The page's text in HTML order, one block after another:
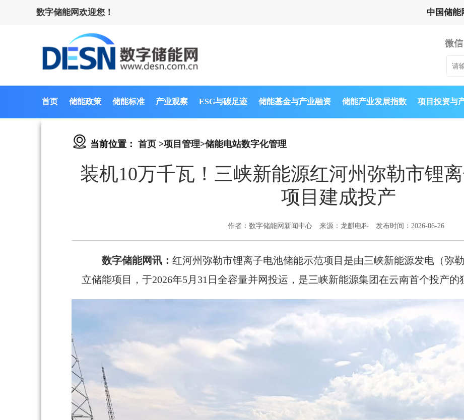
数字储能网欢迎您！ 中国储能
微信
首页 储能政策 储能标准 产业观察 ESG与碳足迹 储能基金与产业融资 储能产业发展指数 项目投资与
当前位置： 首页 >项目管理>储能电站数字化管理
装机10万千瓦！三峡新能源红河州弥勒市锂
项目建成投产
作者：数字储能网新闻中心 来源：龙麒电科 发布时间：2026-06-26
数字储能网讯： 红河州弥勒市锂离子电池储能示范项目是由三峡新能源发电（弥
立储能项目，于2026年5月31日全容量并网投运，是三峡新能源集团在云南首个投产的